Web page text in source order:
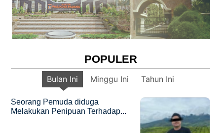
POPULER
Bulan Ini Minggu Ini Tahun Ini
Seorang Pemuda diduga
Melakukan Penipuan Terhadap...